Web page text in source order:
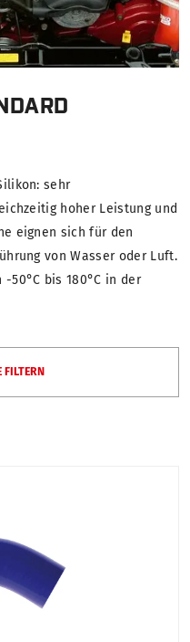
sehr
hoher Leistung und
eignen sich für den
von Wasser oder Luft.
bis 180°C in der
FILTERN